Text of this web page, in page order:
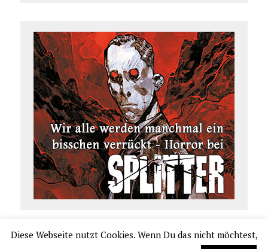
Diese Webseite nutzt Cookies. Wenn Du das nicht möchtest,